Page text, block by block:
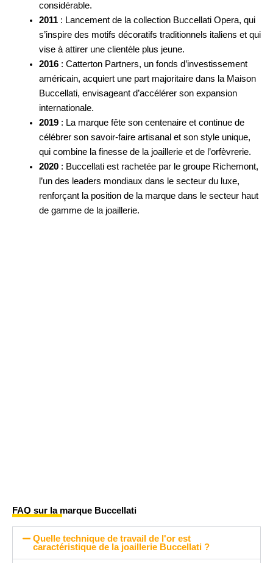
considérable.
2011: Lancement de la collection Buccellati Opera, qui
s’inspire des motifs décoratifs traditionnels italiens et qui
vise à attirer une clientèle plus jeune.
2016: Catterton Partners, un fonds d’investissement
américain, acquiert une part majoritaire dans la Maison
Buccellati, envisageant d’accélérer son expansion
internationale.
2019: La marque fête son centenaire et continue de
célébrer son savoir-faire artisanal et son style unique,
qui combine la finesse de la joaillerie et de l’orfèvrerie.
2020: Buccellati est rachetée par le groupe Richemont,
l’un des leaders mondiaux dans le secteur du luxe,
renforçant la position de la marque dans le secteur haut
de gamme de la joaillerie.
FAQ sur la marque Buccellati
Quelle technique de travail de l'or est
caractéristique de la joaillerie Buccellati ?